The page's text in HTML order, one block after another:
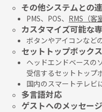
その他システムとの
PMS、POS、 RMS（客
カスタマイズ可能な
ボタンやアイコンなど
セットトップボック
ヘッドエンドベースの
受信するセットトップ
国内のスマートテレビ
多言語対応
ゲストへのメッセー